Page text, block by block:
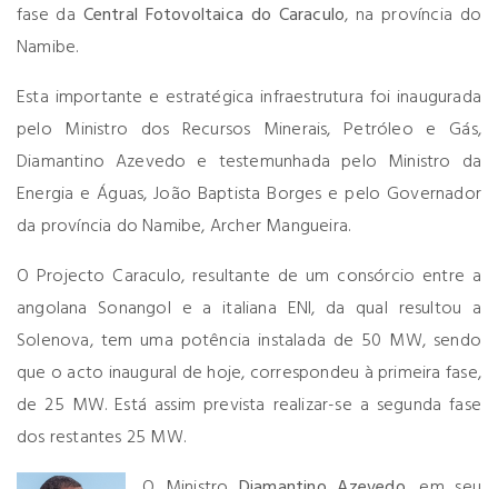
fase da Central Fotovoltaica do Caraculo, na província do
Namibe.
Esta importante e estratégica infraestrutura foi inaugurada
pelo Ministro dos Recursos Minerais, Petróleo e Gás,
Diamantino Azevedo e testemunhada pelo Ministro da
Energia e Águas, João Baptista Borges e pelo Governador
da província do Namibe, Archer Mangueira.
O Projecto Caraculo, resultante de um consórcio entre a
angolana Sonangol e a italiana ENI, da qual resultou a
Solenova, tem uma potência instalada de 50 MW, sendo
que o acto inaugural de hoje, correspondeu à primeira fase,
de 25 MW. Está assim prevista realizar-se a segunda fase
dos restantes 25 MW.